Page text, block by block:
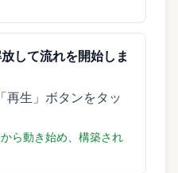
して流れを開始しま
再生」ボタンをタッ
ら動き始め、構築され